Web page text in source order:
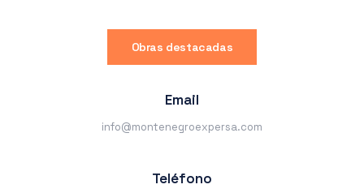
Obras destacadas
Email
info@montenegroexpersa.com
Teléfono